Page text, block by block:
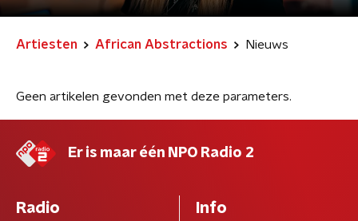
Artiesten African Abstractions Nieuws
Geen artikelen gevonden met deze parameters.
Er is maar één NPO Radio 2
Radio Info